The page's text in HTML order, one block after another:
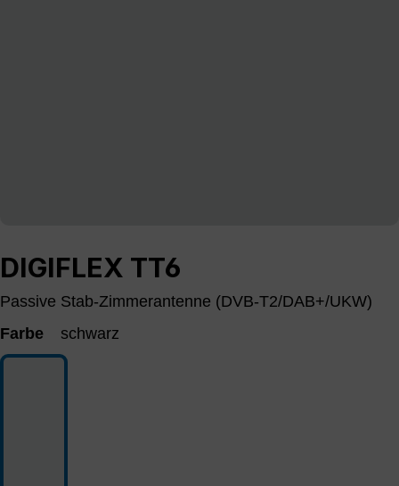
DIGIFLEX TT6
Passive Stab-Zimmerantenne (DVB-T2/DAB+/UKW)
Farbe
schwarz